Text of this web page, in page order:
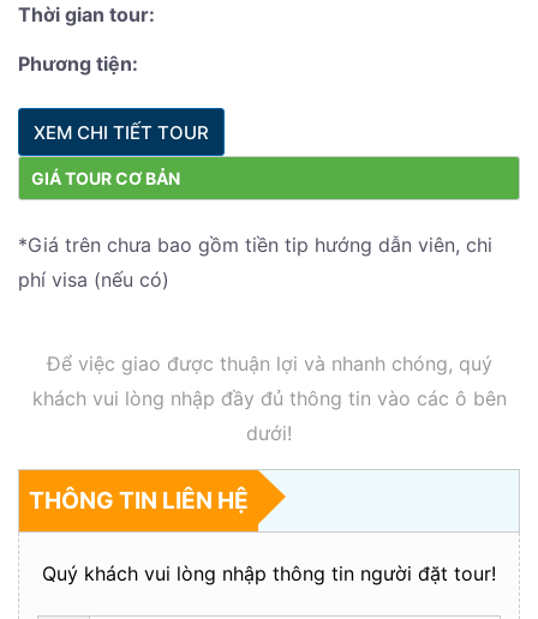
Thời gian tour:
Phương tiện:
XEM CHI TIẾT TOUR
GIÁ TOUR CƠ BẢN
*Giá trên chưa bao gồm tiền tip hướng dẫn viên, chi
phí visa (nếu có)
Để việc giao được thuận lợi và nhanh chóng, quý
khách vui lòng nhập đầy đủ thông tin vào các ô bên
dưới!
THÔNG TIN LIÊN HỆ
Quý khách vui lòng nhập thông tin người đặt tour!